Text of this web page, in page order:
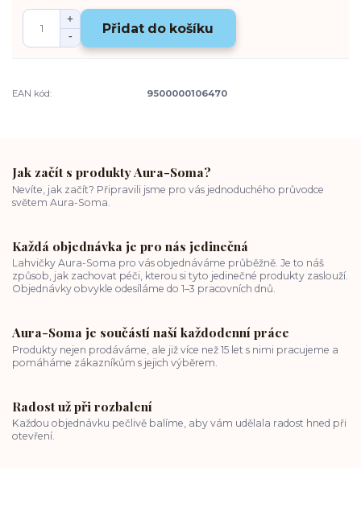
Přidat do košíku
EAN kód: 9500000106470
Jak začít s produkty Aura-Soma?
Nevíte, jak začít? Připravili jsme pro vás jednoduchého průvodce
světem Aura-Soma.
Každá objednávka je pro nás jedinečná
Lahvičky Aura-Soma pro vás objednáváme průběžně. Je to náš
způsob, jak zachovat péči, kterou si tyto jedinečné produkty zaslouží.
Objednávky obvykle odesíláme do 1–3 pracovních dnů.
Aura-Soma je součástí naší každodenní práce
Produkty nejen prodáváme, ale již více než 15 let s nimi pracujeme a
pomáháme zákazníkům s jejich výběrem.
Radost už při rozbalení
Každou objednávku pečlivě balíme, aby vám udělala radost hned při
otevření.